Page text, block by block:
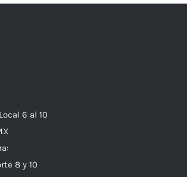
6 al 10
8 y 10